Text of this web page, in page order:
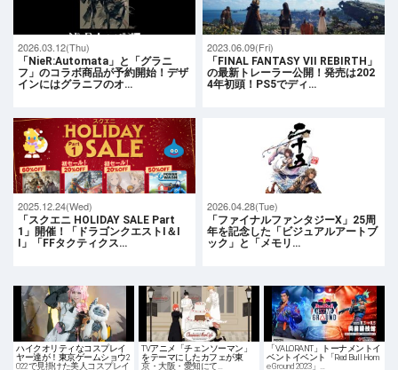
2026.03.12(Thu)
「NieR:Automata」と「グラニ
フ」のコラボ商品が予約開始！デザ
インにはグラニフのオ…
2023.06.09(Fri)
「FINAL FANTASY VII REBIRTH」
の最新トレーラー公開！発売は202
4年初頭！PS5でディ…
2025.12.24(Wed)
「スクエニ HOLIDAY SALE Part
1」開催！「ドラゴンクエストI＆I
I」「FFタクティクス…
2026.04.28(Tue)
「ファイナルファンタジーX」25周
年を記念した「ビジュアルアートブ
ック」と「メモリ…
ハイクオリティなコスプレイ
ヤー達が！東京ゲームショウ2
022で見掛けた美人コスプレイ
TVアニメ「チェンソーマン」
をテーマにしたカフェが東
京・大阪・愛知にて…
「VALORANT」トーナメントイ
ベントイベント「Red Bull Hom
e Ground 2023」…